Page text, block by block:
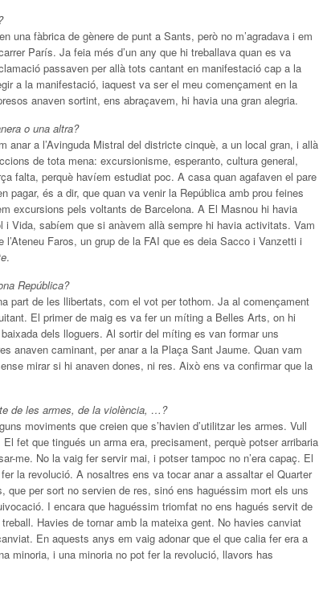
una fàbrica de gènere de punt a Sants, però no m’agradava i em
París. Ja feia més d’un any que hi treballava quan es va
passaven per allà tots cantant en manifestació cap a la
a la manifestació, iaquest va ser el meu començament en la
anaven sortint, ens abraçavem, hi havia una gran alegria.
o una altra?
anar a l’Avinguda Mistral del districte cinquè, a un local gran, i allà
de tota mena: excursionisme, esperanto, cultura general,
falta, perquè havíem estudiat poc. A casa quan agafaven el pare
pagar, és a dir, que quan va venir la República amb prou feines
excursions pels voltants de Barcelona. A El Masnou hi havia
i Vida, sabíem que si anàvem allà sempre hi havia activitats. Vam
Faros, un grup de la FAI que es deia Sacco i Vanzetti i
.
República?
part de les llibertats, com el vot per tothom. Ja al començament
El primer de maig es va fer un míting a Belles Arts, on hi
dels lloguers. Al sortir del míting es van formar uns
anaven caminant, per anar a la Plaça Sant Jaume. Quan vam
mirar si hi anaven dones, ni res. Això ens va confirmar que la
de les armes, de la violència, …?
moviments que creien que s’havien d’utilitzar les armes. Vull
fet que tingués un arma era, precisament, perquè potser arribaria
me. No la vaig fer servir mai, i potser tampoc no n’era capaç. El
la revolució. A nosaltres ens va tocar anar a assaltar el Quarter
per sort no servien de res, sinó ens haguéssim mort els uns
I encara que haguéssim triomfat no ens hagués servit de
Havies de tornar amb la mateixa gent. No havies canviat
En aquests anys em vaig adonar que el que calia fer era a
minoria, i una minoria no pot fer la revolució, llavors has